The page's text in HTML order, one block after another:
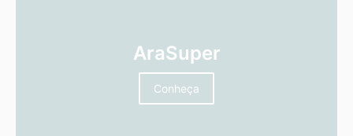
AraSuper
Conheça